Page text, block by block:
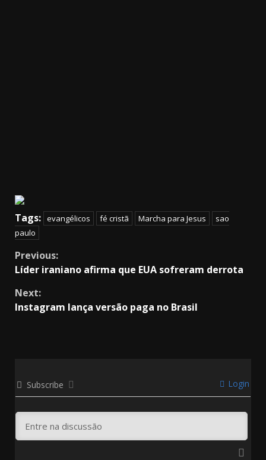
Tags: evangélicos fé cristã Marcha para Jesus
sao
paulo
Continue
Previous:
Líder iraniano afirma que EUA sofreram derrota
Next:
Instagram lança versão paga no Brasil
Subscribe Login